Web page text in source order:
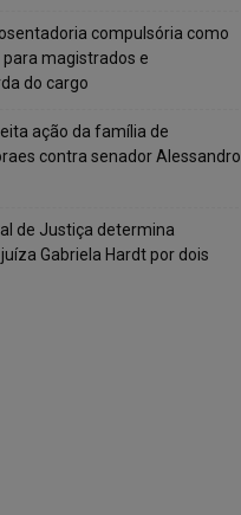
compulsória como
magistrados e
do cargo
ação da família de
contra senador Alessandro
de Justiça determina
Gabriela Hardt por dois